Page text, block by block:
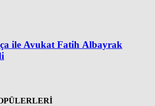
ile Avukat Fatih Albayrak